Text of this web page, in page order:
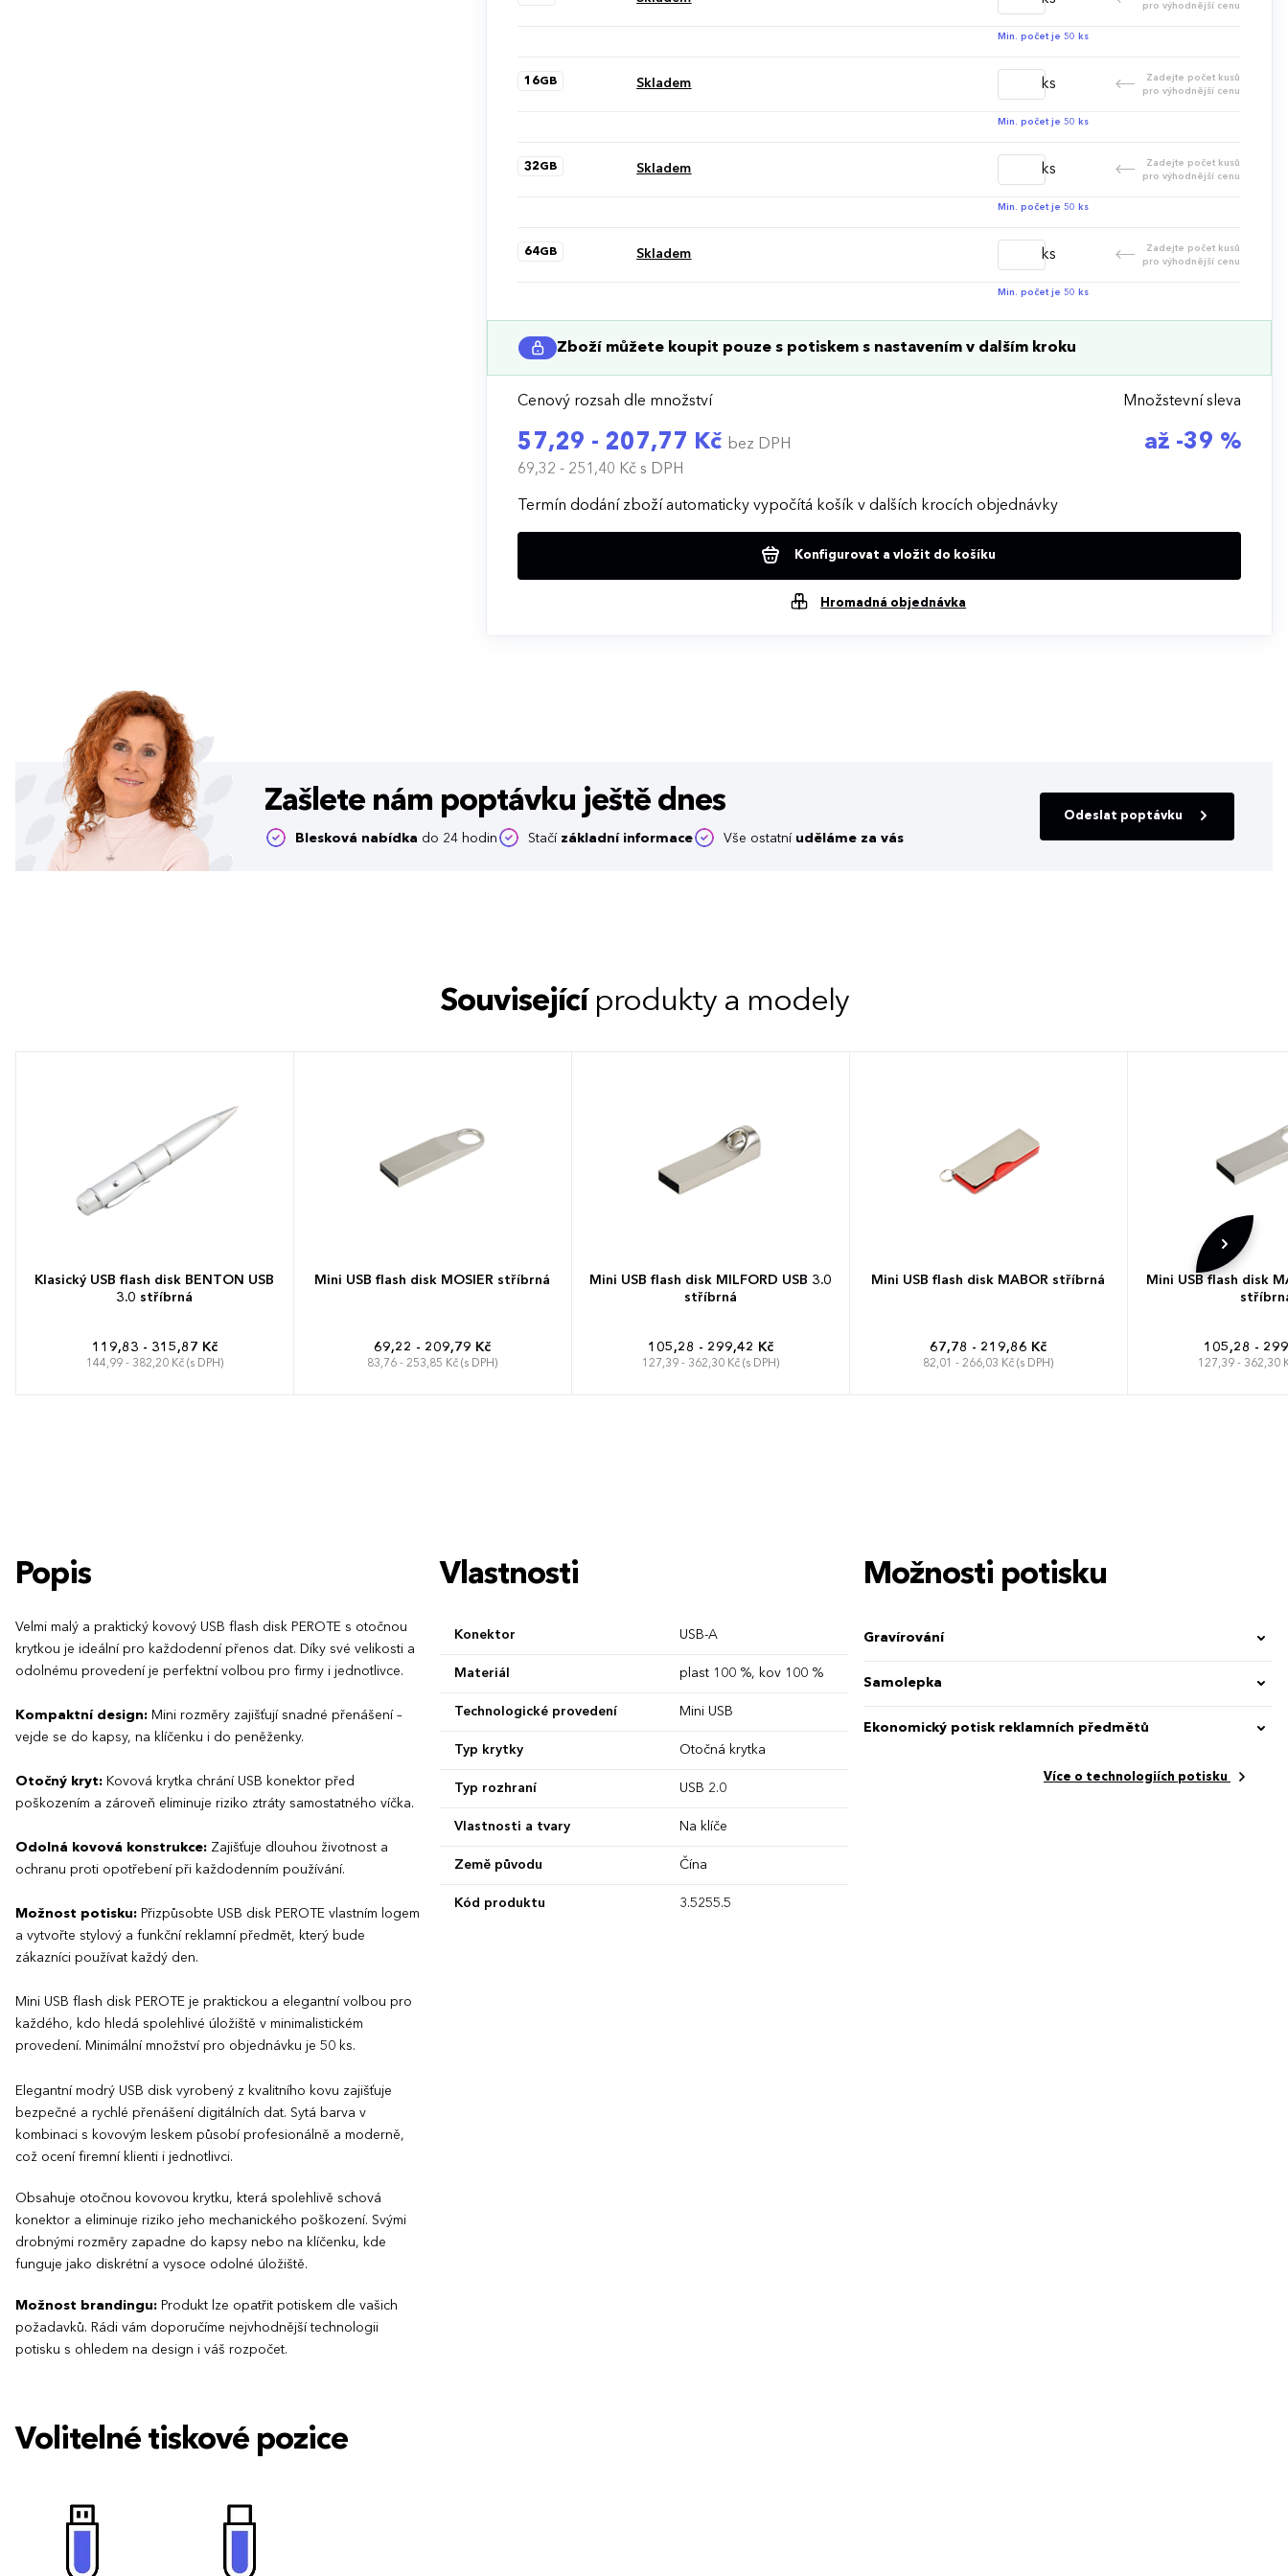
pro výhodnější cenu
Min. počet je 50 ks
16GB Skladem ks
Zadejte počet kusů
pro výhodnější cenu
Min. počet je 50 ks
32GB Skladem ks
Zadejte počet kusů
pro výhodnější cenu
Min. počet je 50 ks
64GB Skladem ks
Zadejte počet kusů
pro výhodnější cenu
Min. počet je 50 ks
Zboží můžete koupit pouze s potiskem s nastavením v dalším kroku
Cenový rozsah dle množství
57,29 - 207,77 Kč bez DPH
69,32 - 251,40 Kčs DPH
Množstevní sleva
až -39 %
Termín dodání zboží automaticky vypočítá košík v dalších krocích objednávky
Konfigurovat a vložit do košíku
Hromadná objednávka
Zašlete nám poptávku ještě dnes
Blesková nabídka do 24 hodin Stačí základní informace Vše ostatní uděláme za vás
Odeslat poptávku
Související produkty a modely
Klasický USB flash disk BENTON USB
3.0 stříbrná
119,83 - 315,87 Kč
144,99 - 382,20 Kč (s DPH)
Mini USB flash disk MOSIER stříbrná
69,22 - 209,79 Kč
83,76 - 253,85 Kč (s DPH)
Mini USB flash disk MILFORD USB 3.0
stříbrná
105,28 - 299,42 Kč
127,39 - 362,30 Kč (s DPH)
Mini USB flash disk MABOR stříbrná
67,78 - 219,86 Kč
82,01 - 266,03 Kč (s DPH)
Mini USB flash disk
105,28 -
127,39 - 362,30
Popis
Velmi malý a praktický kovový USB flash disk PEROTE s otočnou
krytkou je ideální pro každodenní přenos dat. Díky své velikosti a
odolnému provedení je perfektní volbou pro firmy i jednotlivce.
Kompaktní design: Mini rozměry zajišťují snadné přenášení –
vejde se do kapsy, na klíčenku i do peněženky.
Otočný kryt: Kovová krytka chrání USB konektor před
poškozením a zároveň eliminuje riziko ztráty samostatného víčka.
Odolná kovová konstrukce: Zajišťuje dlouhou životnost a
ochranu proti opotřebení při každodenním používání.
Možnost potisku: Přizpůsobte USB disk PEROTE vlastním logem
a vytvořte stylový a funkční reklamní předmět, který bude
zákazníci používat každý den.
Mini USB flash disk PEROTE je praktickou a elegantní volbou pro
každého, kdo hledá spolehlivé úložiště v minimalistickém
provedení. Minimální množství pro objednávku je 50 ks.
Elegantní modrý USB disk vyrobený z kvalitního kovu zajišťuje
bezpečné a rychlé přenášení digitálních dat. Sytá barva v
kombinaci s kovovým leskem působí profesionálně a moderně,
což ocení firemní klienti i jednotlivci.
Obsahuje otočnou kovovou krytku, která spolehlivě schová
konektor a eliminuje riziko jeho mechanického poškození. Svými
drobnými rozměry zapadne do kapsy nebo na klíčenku, kde
funguje jako diskrétní a vysoce odolné úložiště.
Možnost brandingu: Produkt lze opatřit potiskem dle vašich
požadavků. Rádi vám doporučíme nejvhodnější technologii
potisku s ohledem na design i váš rozpočet.
Vlastnosti
Konektor USB-A
Materiál plast 100 %, kov 100 %
Technologické provedení Mini USB
Typ krytky Otočná krytka
Typ rozhraní USB 2.0
Vlastnosti a tvary Na klíče
Země původu Čína
Kód produktu 3.5255.5
Možnosti potisku
Gravírování
Samolepka
Ekonomický potisk reklamních předmětů
Více o technologiích potisku
Volitelné tiskové pozice